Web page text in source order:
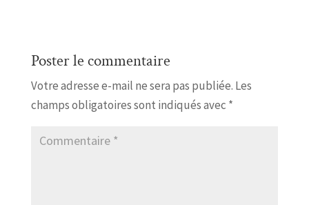
Poster le commentaire
Votre adresse e-mail ne sera pas publiée. Les
champs obligatoires sont indiqués avec *